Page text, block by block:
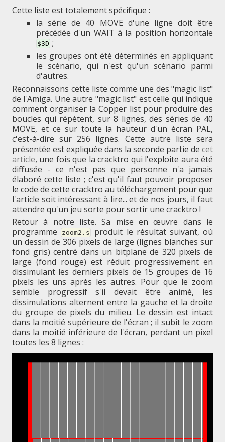
Cette liste est totalement spécifique :
la série de 40 MOVE d'une ligne doit être
précédée d'un WAIT à la position horizontale
$3D ;
les groupes ont été déterminés en appliquant
le scénario, qui n'est qu'un scénario parmi
d'autres.
Reconnaissons cette liste comme une des "magic list"
de l'Amiga. Une autre "magic list" est celle qui indique
comment organiser la Copper list pour produire des
boucles qui répètent, sur 8 lignes, des séries de 40
MOVE, et ce sur toute la hauteur d'un écran PAL,
c'est-à-dire sur 256 lignes. Cette autre liste sera
présentée est expliquée dans la seconde partie de cet
article, une fois que la cracktro qui l'exploite aura été
diffusée - ce n'est pas que personne n'a jamais
élaboré cette liste ; c'est qu'il faut pouvoir proposer
le code de cette cracktro au téléchargement pour que
l'article soit intéressant à lire... et de nos jours, il faut
attendre qu'un jeu sorte pour sortir une cracktro !
Retour à notre liste. Sa mise en œuvre dans le
programme
zoom2.s
produit le résultat suivant, où
un dessin de 306 pixels de large (lignes blanches sur
fond gris) centré dans un bitplane de 320 pixels de
large (fond rouge) est réduit progressivement en
dissimulant les derniers pixels de 15 groupes de 16
pixels les uns après les autres. Pour que le zoom
semble progressif s'il devait être animé, les
dissimulations alternent entre la gauche et la droite
du groupe de pixels du milieu. Le dessin est intact
dans la moitié supérieure de l'écran ; il subit le zoom
dans la moitié inférieure de l'écran, perdant un pixel
toutes les 8 lignes :